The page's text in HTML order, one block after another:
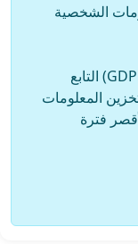
الشخصية
يتطلب النظام العام لحماية البيانات (GDPR) التابع
المعلومات
فترة